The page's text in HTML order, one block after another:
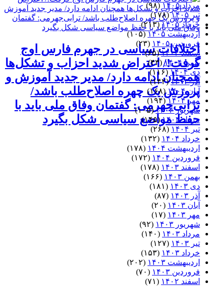
اختلافات سیاسی در جهرم فارس اوج
گرفت!/ اعتراض شدید احزاب و تشکل‌ها
همچنان ادامه دارد/ مدیر جدید آموزش و
پرورش یک چهره اصلاح‌طلب باشد/
ترابی‌جهرمی: گفتمان وفاق ملی باید با
حفظ مواضع سیاسی شکل بگیرد
مرداد ۱۴۰۵
(۹۸)
تیر ۱۴۰۵
(۱۷۸)
خرداد ۱۴۰۵
(۲۱۳)
اردیبهشت ۱۴۰۵
(۱۰۵)
فروردین ۱۴۰۵
(۲۳)
اسفند ۱۴۰۴
(۶۵)
بهمن ۱۴۰۴
(۴۳)
دی ۱۴۰۴
(۱۱۶)
آذر ۱۴۰۴
(۱۴۲)
آبان ۱۴۰۴
(۱۶۸)
مهر ۱۴۰۴
(۱۹۴)
شهریور ۱۴۰۴
(۱۰۵)
مرداد ۱۴۰۴
(۱۴۵)
تیر ۱۴۰۴
(۲۶۸)
خرداد ۱۴۰۴
(۱۳۲)
اردیبهشت ۱۴۰۴
(۱۷۸)
فروردین ۱۴۰۴
(۱۷۲)
اسفند ۱۴۰۳
(۱۷۸)
بهمن ۱۴۰۳
(۱۶۶)
دی ۱۴۰۳
(۱۸۱)
آذر ۱۴۰۳
(۸۷)
آبان ۱۴۰۳
(۲۰)
مهر ۱۴۰۳
(۱۷)
شهریور ۱۴۰۳
(۹۲)
مرداد ۱۴۰۳
(۱۴۰)
تیر ۱۴۰۳
(۱۲۷)
خرداد ۱۴۰۳
(۱۵۳)
اردیبهشت ۱۴۰۳
(۲۰۲)
فروردین ۱۴۰۳
(۷۰)
اسفند ۱۴۰۲
(۷۱)